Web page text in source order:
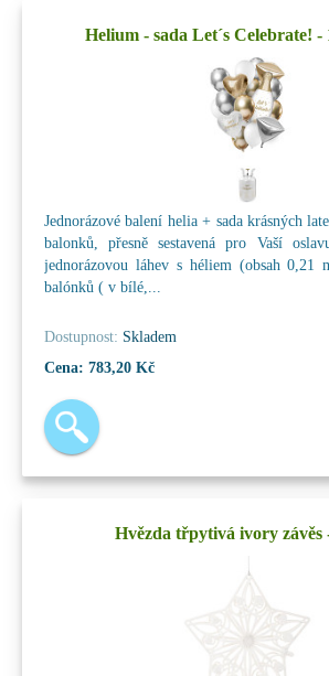
Helium - sada Let´s Celebrate! -
Jednorázové balení helia + sada krásných
balonků, přesně sestavená pro Vaší
jednorázovou láhev s héliem (obsah 0,21
balónků ( v bílé,...
Dostupnost: Skladem
Cena: 783,20 Kč
Hvězda třpytivá ivory závěs